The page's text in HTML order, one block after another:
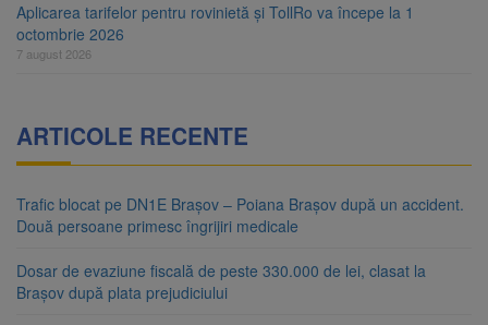
Aplicarea tarifelor pentru rovinietă și TollRo va începe la 1
octombrie 2026
7 august 2026
ARTICOLE RECENTE
Trafic blocat pe DN1E Brașov – Poiana Brașov după un accident.
Două persoane primesc îngrijiri medicale
Dosar de evaziune fiscală de peste 330.000 de lei, clasat la
Brașov după plata prejudiciului